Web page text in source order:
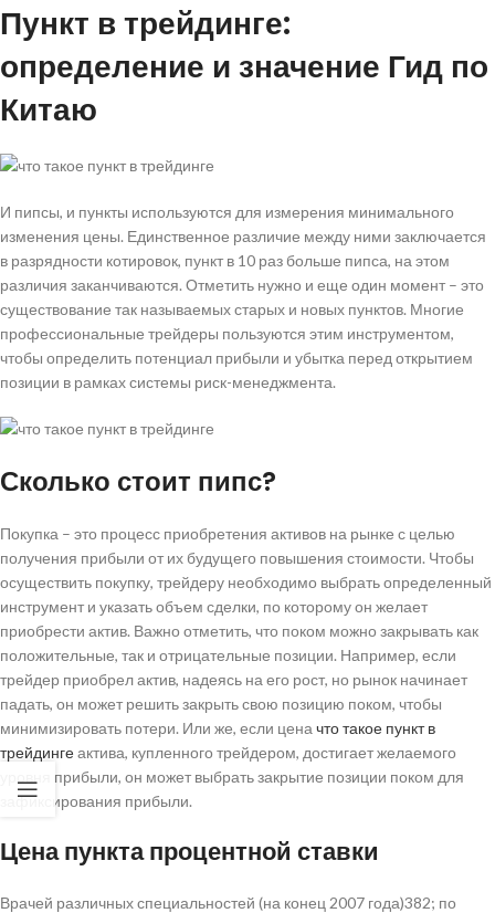
Пункт в трейдинге:
определение и значение Гид по
Китаю
И пипсы, и пункты используются для измерения минимального
изменения цены. Единственное различие между ними заключается
в разрядности котировок, пункт в 10 раз больше пипса, на этом
различия заканчиваются. Отметить нужно и еще один момент – это
существование так называемых старых и новых пунктов. Многие
профессиональные трейдеры пользуются этим инструментом,
чтобы определить потенциал прибыли и убытка перед открытием
позиции в рамках системы риск-менеджмента.
Сколько стоит пипс?
Покупка – это процесс приобретения активов на рынке с целью
получения прибыли от их будущего повышения стоимости. Чтобы
осуществить покупку, трейдеру необходимо выбрать определенный
инструмент и указать объем сделки, по которому он желает
приобрести актив. Важно отметить, что поком можно закрывать как
положительные, так и отрицательные позиции. Например, если
трейдер приобрел актив, надеясь на его рост, но рынок начинает
падать, он может решить закрыть свою позицию поком, чтобы
минимизировать потери. Или же, если цена что такое пункт в
трейдингеактива, купленного трейдером, достигает желаемого
уровня прибыли, он может выбрать закрытие позиции поком для
зафиксирования прибыли.
Цена пункта процентной ставки
Врачей различных специальностей (на конец 2007 года)382; по